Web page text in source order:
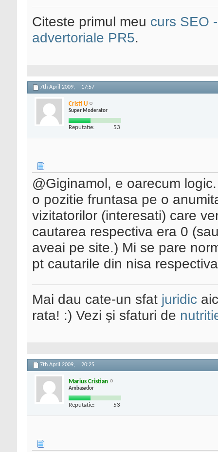
Citeste primul meu curs SEO
advertoriale PR5.
7th April 2009, 17:57
Cristi U
Super Moderator
Reputatie: 53
@Giginamol, e oarecum
o pozitie fruntasa pe o
vizitatorilor (interesati) care
cautarea respectiva era 0
aveai pe site.) Mi se pare
pt cautarile din nisa
Mai dau cate-un sfat juridic
rata! :) Vezi și sfaturi de
7th April 2009, 20:25
Marius Cristian
Ambasador
Reputatie: 53